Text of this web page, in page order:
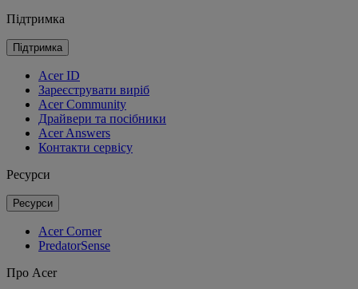
Підтримка
Підтримка
Acer ID
Зареєструвати виріб
Acer Community
Драйвери та посібники
Acer Answers
Контакти сервісу
Ресурси
Ресурси
Acer Corner
PredatorSense
Про Acer